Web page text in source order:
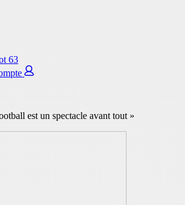
est un spectacle avant tout »